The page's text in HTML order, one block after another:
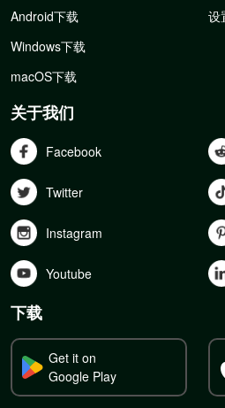
Android下载
Windows下载
macOS下载
设
关于我们
Facebook
Twitter
Instagram
Youtube
下载
Get it on
Google Play